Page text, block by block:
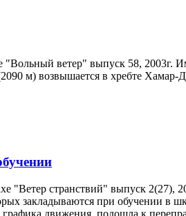
"Вольный ветер" выпуск 58,
м) возвышается в хребте Хамар-
"Ветер странствий" выпуск 2(27),
закладываются при обучении в
графика движения, подошла к